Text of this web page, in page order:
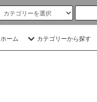
ホーム カテゴリーから探す